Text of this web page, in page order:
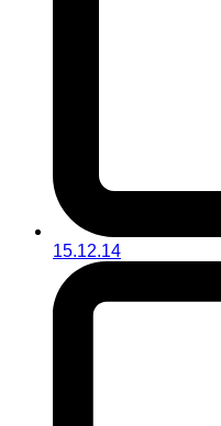
15.12.14